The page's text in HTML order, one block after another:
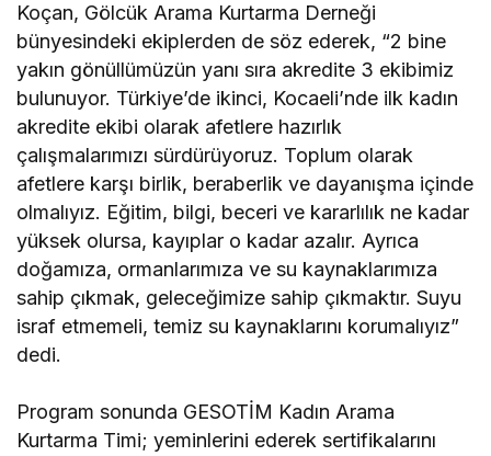
Koçan, Gölcük Arama Kurtarma Derneği
bünyesindeki ekiplerden de söz ederek, “2 bine
yakın gönüllümüzün yanı sıra akredite 3 ekibimiz
bulunuyor. Türkiye’de ikinci, Kocaeli’nde ilk kadın
akredite ekibi olarak afetlere hazırlık
çalışmalarımızı sürdürüyoruz. Toplum olarak
afetlere karşı birlik, beraberlik ve dayanışma içinde
olmalıyız. Eğitim, bilgi, beceri ve kararlılık ne kadar
yüksek olursa, kayıplar o kadar azalır. Ayrıca
doğamıza, ormanlarımıza ve su kaynaklarımıza
sahip çıkmak, geleceğimize sahip çıkmaktır. Suyu
israf etmemeli, temiz su kaynaklarını korumalıyız”
dedi.
Program sonunda GESOTİM Kadın Arama
Kurtarma Timi; yeminlerini ederek sertifikalarını